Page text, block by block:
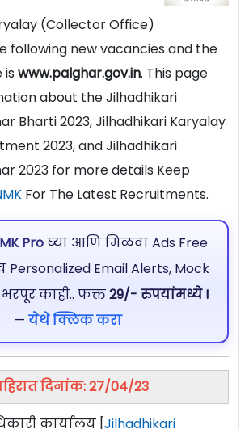
(Collector Office)
following new vacancies and the
is www.palghar.gov.in. This page
about the Jilhadhikari
Bharti 2023, Jilhadhikari Karyalay
2023, and Jilhadhikari
2023 for more details Keep
For The Latest Recruitments.
Proघ्या आणि मिळवा Ads Free
Email Alerts, Mock
काही.. फक्त29/- रुपयांमध्ये !
— येथे क्लिक करा
दिनांक: 27/04/23
कार्यालय [Jilhadhikari